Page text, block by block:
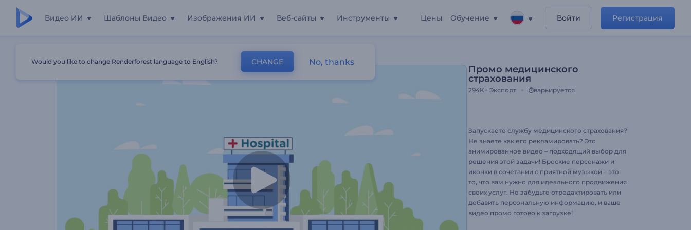
Видео ИИ Шаблоны Видео Изображения ИИ Веб-сайты Инструменты Цены Обучение Войти Регистрация
Промо медицинского
страхования
294K+ Экспорт варьируется
Запускаете службу медицинского страхования?
Не знаете как его рекламировать? Это
анимированное видео – подходящий выбор для
решения этой задачи! Броские персонажи и
иконки в сочетании с приятной музыкой – это
то, что вам нужно для идеального продвижения
своих услуг. Не забудьте отредактировать или
добавить персональную информацию, и ваше
видео промо готово к загрузке!
Would you like to change Renderforest language to English? CHANGE No, thanks